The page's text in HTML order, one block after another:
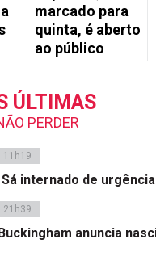
marcado para
quinta, é aberto
ao público
ÚLTIMAS
PERDER
11h19
internado de
21h39
anuncia